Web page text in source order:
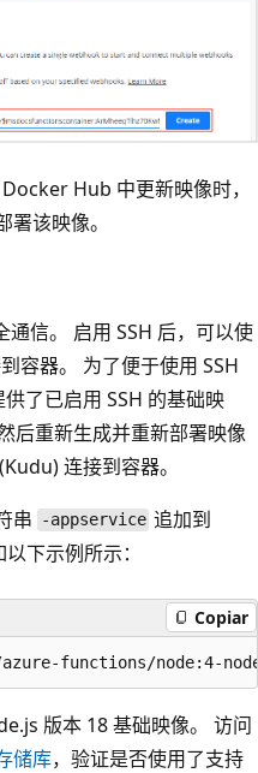
Hub 中更新映像时，
该映像。
信。 启用 SSH 后，可以使
容器。 为了便于使用 SSH
了已启用 SSH 的基础映
后重新生成并重新部署映像
连接到容器。
串 -appservice 追加到
下示例所示：
Copiar
版本 18 基础映像。 访问
储库，验证是否使用了支持